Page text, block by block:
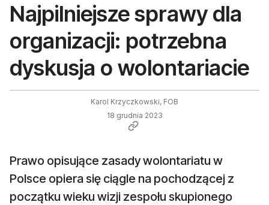
Najpilniejsze sprawy dla
organizacji: potrzebna
dyskusja o wolontariacie
Karol Krzyczkowski, FOB
18 grudnia 2023
Prawo opisujące zasady wolontariatu w
Polsce opiera się ciągle na pochodzącej z
początku wieku wizji zespołu skupionego